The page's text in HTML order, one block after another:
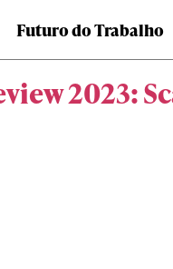
Futuro do Trabalho
2023: